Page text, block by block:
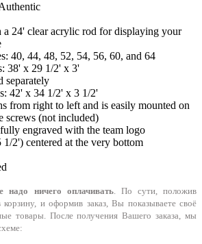
a 24' clear acrylic rod for displaying your
40, 44, 48, 52, 54, 56, 60, and 64
38' x 29 1/2' x 3'
separately
42' x 34 1/2' x 3 1/2'
from right to left and is easily mounted on
screws (not included)
engraved with the team logo
2') centered at the very bottom
надо ничего оплачивать. По сути, положив
и оформив заказ, Вы показываете своё
товары. После получения Вашего заказа, мы